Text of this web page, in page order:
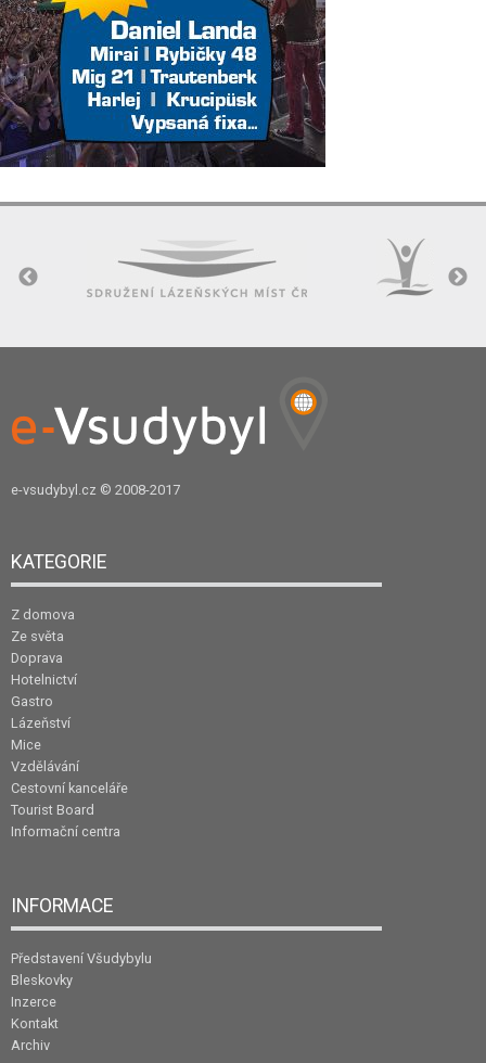
e-vsudybyl.cz © 2008-2017
KATEGORIE
Z domova
Ze světa
Doprava
Hotelnictví
Gastro
Lázeňství
Mice
Vzdělávání
Cestovní kanceláře
Tourist Board
Informační centra
INFORMACE
Představení Všudybylu
Bleskovky
Inzerce
Kontakt
Archiv